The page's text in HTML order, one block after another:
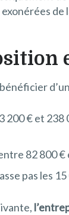
d’un
200 € et
82 800
pas les 15